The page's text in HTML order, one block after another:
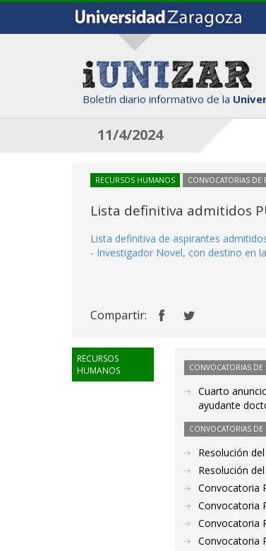
Boletín diario informativo de la
11/4/2024
RECURSOS HUMANOS CONVOCATORIAS DE
Lista definitiva admitidos
Lista definitiva de aspirantes
- Investigador Novel, con destino en
Compartir:
RECURSOS
HUMANOS
CONVOCATORIAS DE
Cuarto
ayudante
CONVOCATORIAS DE
Resolución
Resolución
Convocatoria
Convocatoria
Convocatoria
Convocatoria